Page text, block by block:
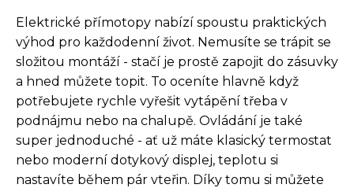
Elektrické přímotopy nabízí spoustu praktických
výhod pro každodenní život. Nemusíte se trápit se
složitou montáží - stačí je prostě zapojit do zásuvky
a hned můžete topit. To oceníte hlavně když
potřebujete rychle vyřešit vytápění třeba v
podnájmu nebo na chalupě. Ovládání je také
super jednoduché - ať už máte klasický termostat
nebo moderní dotykový displej, teplotu si
nastavíte během pár vteřin. Díky tomu si můžete